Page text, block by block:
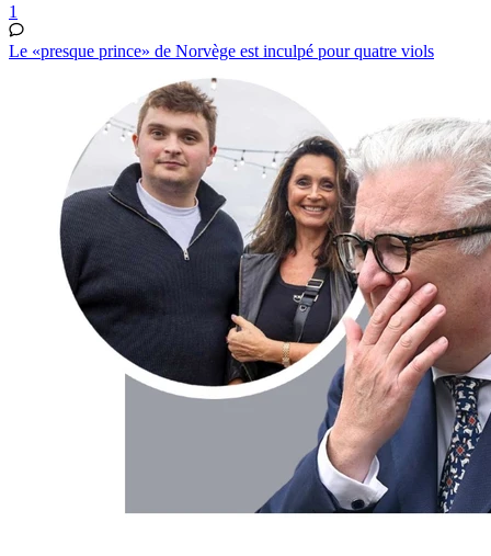
1
Le «presque prince» de Norvège est inculpé pour quatre viols